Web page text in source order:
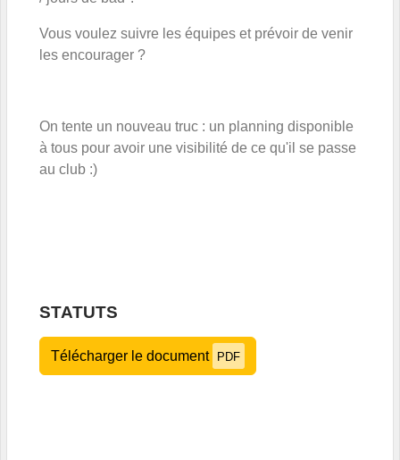
Vous voulez suivre les équipes et prévoir de venir
les encourager ?
On tente un nouveau truc : un planning disponible
à tous pour avoir une visibilité de ce qu'il se passe
au club :)
STATUTS
Télécharger le document PDF